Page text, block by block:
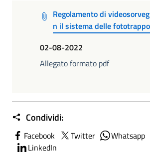
Regolamento di
n il sistema delle
02-08-2022
Allegato formato pdf
Condividi:
Facebook Twitter Whatsapp
LinkedIn